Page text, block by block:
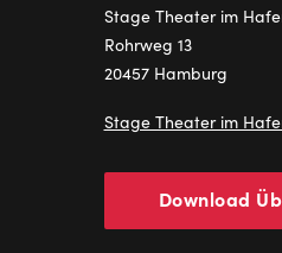
Stage Theater im
Rohrweg 13
20457 Hamburg
Stage Theater im
Download